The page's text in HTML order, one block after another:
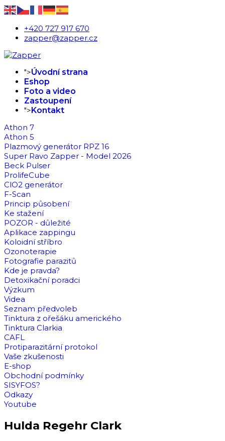
+420 727 917 670
zapper@zapper.cz
">Úvodní strana
Eshop
Foto a video
Zastoupení
">Kontakt
Athon 7
Athon 5
Plazmový generátor RPZ 16
Super Ravo Zapper - Model 2026
Beck Pulser
ProlifeCube
ClO2 generátor
F-Scan
Princip působení
Ke stažení
POZOR - důležité
Aplikace zappingu
Koloidní stříbro
Ozonoterapie
Fotografie parazitů
Kde je pravda?
Detoxikační poradci
Výzkum
Videa
Seznam předvoleb
Tinktura z ořešáku amerického
Tinktura Clarkia
CAFL
Protiparazitární protokol
Vaše zkušenosti
E-shop
Obchodní podmínky
SISYFOS?
Odkazy
Youtube
Hulda Regehr Clark